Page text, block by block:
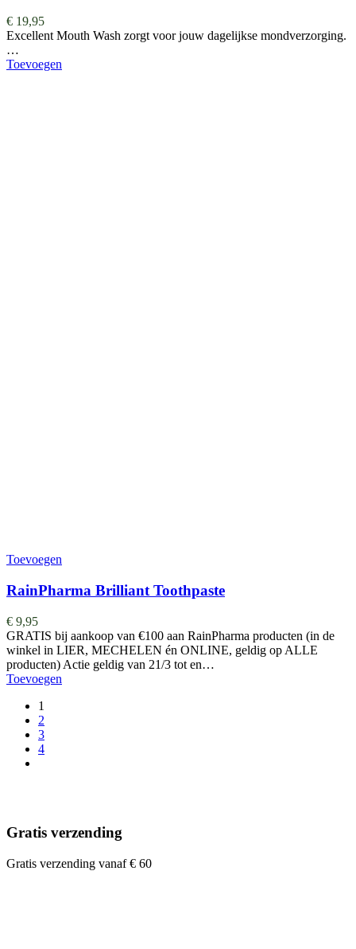
€ 19,95
Excellent Mouth Wash zorgt voor jouw dagelijkse mondverzorging.
…
Toevoegen
Toevoegen
RainPharma Brilliant Toothpaste
€ 9,95
GRATIS bij aankoop van €100 aan RainPharma producten (in de
winkel in LIER, MECHELEN én ONLINE, geldig op ALLE
producten) Actie geldig van 21/3 tot en…
Toevoegen
1
2
3
4
Gratis verzending
Gratis verzending vanaf € 60